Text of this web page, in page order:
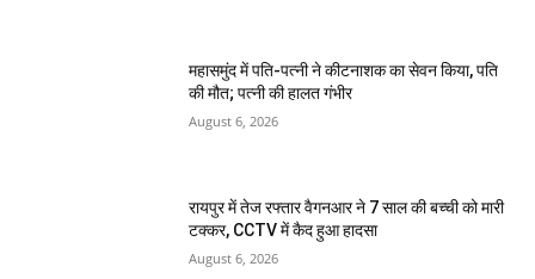
महासमुंद में पति-पत्नी ने कीटनाशक का सेवन किया, पति
की मौत; पत्नी की हालत गंभीर
August 6, 2026
रायपुर में तेज रफ्तार वैगनआर ने 7 साल की बच्ची को मारी
टक्कर, CCTV में कैद हुआ हादसा
August 6, 2026